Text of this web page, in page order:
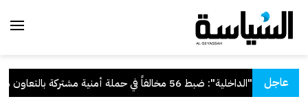
عاجل"الداخلية": ضبط 56 مخالفاً في حملة أمنية مشتركة بالتعاون مع "القوى العاملة"